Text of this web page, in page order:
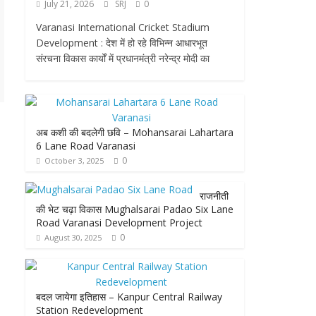
July 21, 2026 SRJ 0
Varanasi International Cricket Stadium
Development : देश में हो रहे विभिन्न आधारभूत
संरचना विकास कार्यों में प्रधानमंत्री नरेन्द्र मोदी का
अब कशी की बदलेगी छवि – Mohansarai Lahartara
6 Lane Road Varanasi
October 3, 2025 0
राजनीती
की भेट चढ़ा विकास Mughalsarai Padao Six Lane
Road Varanasi Development Project
August 30, 2025 0
बदल जायेगा इतिहास – Kanpur Central Railway
Station Redevelopment